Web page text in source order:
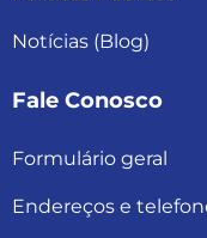
Notícias (Blog)
Fale Conosco
Formulário geral
Endereços e